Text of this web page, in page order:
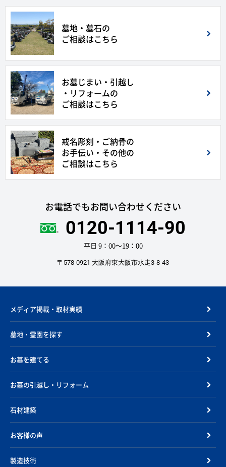
墓地・墓石の
ご相談はこちら
お墓じまい・引越し
・リフォームの
ご相談はこちら
戒名彫刻・ご納骨の
お手伝い・その他の
ご相談はこちら
お電話でもお問い合わせください
0120-1114-90
平日 9：00〜19：00
〒578-0921 大阪府東大阪市水走3-8-43
メディア掲載・取材実績
墓地・霊園を探す
お墓を建てる
お墓の引越し・リフォーム
石材建築
お客様の声
製造技術